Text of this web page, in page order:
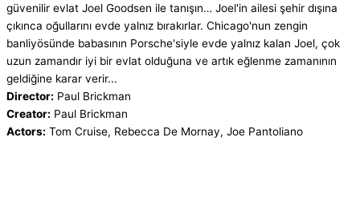
güvenilir evlat Joel Goodsen ile tanışın… Joel'in ailesi şehir dışına
çıkınca oğullarını evde yalnız bırakırlar. Chicago'nun zengin
banliyösünde babasının Porsche'siyle evde yalnız kalan Joel, çok
uzun zamandır iyi bir evlat olduğuna ve artık eğlenme zamanının
geldiğine karar verir...
Director: Paul Brickman
Creator: Paul Brickman
Actors: Tom Cruise, Rebecca De Mornay, Joe Pantoliano